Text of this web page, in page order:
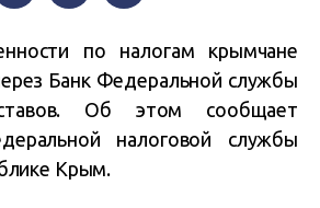
по налогам крымчане
Банк Федеральной службы
Об этом сообщает
налоговой службы
Крым.